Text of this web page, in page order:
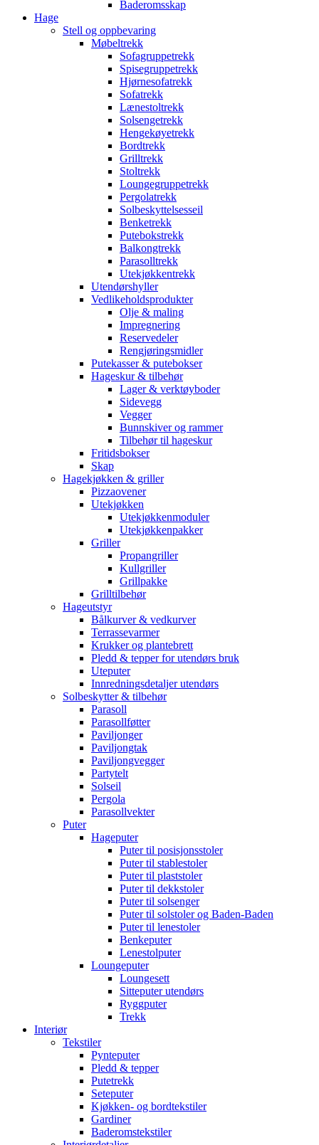
Baderomsskap
Hage
Stell og oppbevaring
Møbeltrekk
Sofagruppetrekk
Spisegruppetrekk
Hjørnesofatrekk
Sofatrekk
Lænestoltrekk
Solsengetrekk
Hengekøyetrekk
Bordtrekk
Grilltrekk
Stoltrekk
Loungegruppetrekk
Pergolatrekk
Solbeskyttelsesseil
Benketrekk
Putebokstrekk
Balkongtrekk
Parasolltrekk
Utekjøkkentrekk
Utendørshyller
Vedlikeholdsprodukter
Olje & maling
Impregnering
Reservedeler
Rengjøringsmidler
Putekasser & putebokser
Hageskur & tilbehør
Lager & verktøyboder
Sidevegg
Vegger
Bunnskiver og rammer
Tilbehør til hageskur
Fritidsbokser
Skap
Hagekjøkken & griller
Pizzaovener
Utekjøkken
Utekjøkkenmoduler
Utekjøkkenpakker
Griller
Propangriller
Kullgriller
Grillpakke
Grilltilbehør
Hageutstyr
Bålkurver & vedkurver
Terrassevarmer
Krukker og plantebrett
Pledd & tepper for utendørs bruk
Uteputer
Innredningsdetaljer utendørs
Solbeskytter & tilbehør
Parasoll
Parasollføtter
Paviljonger
Paviljongtak
Paviljongvegger
Partytelt
Solseil
Pergola
Parasollvekter
Puter
Hageputer
Puter til posisjonsstoler
Puter til stablestoler
Puter til plaststoler
Puter til dekkstoler
Puter til solsenger
Puter til solstoler og Baden-Baden
Puter til lenestoler
Benkeputer
Lenestolputer
Loungeputer
Loungesett
Sitteputer utendørs
Ryggputer
Trekk
Interiør
Tekstiler
Pynteputer
Pledd & tepper
Putetrekk
Seteputer
Kjøkken- og bordtekstiler
Gardiner
Baderomstekstiler